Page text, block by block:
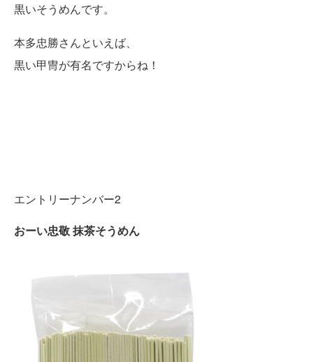
黒いそうめんです。
本多忠勝さんといえば、
黒い甲冑が有名ですからね！
エントリーナンバー2
おーい忠敬 抹茶そうめん